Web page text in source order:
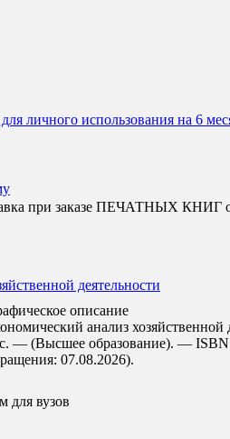
личного использования на 6
при заказе ПЕЧАТНЫХ КНИГ
деятельности
описание
анализ
— (Высшее образование). —
07.08.2026).
для вузов